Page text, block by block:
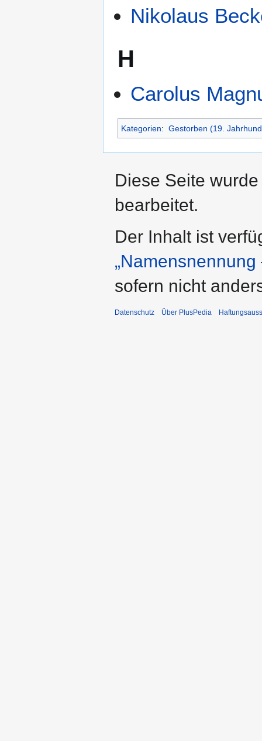
Nikolaus
H
Carolus
Kategorien: Gestorben (19.
Diese Seite
bearbeitet.
Der Inhalt ist
sofern nicht
Datenschutz Über PlusPedia